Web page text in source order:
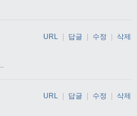
URL | 답글 | 수정 | 삭제
URL 답글 수정 삭제